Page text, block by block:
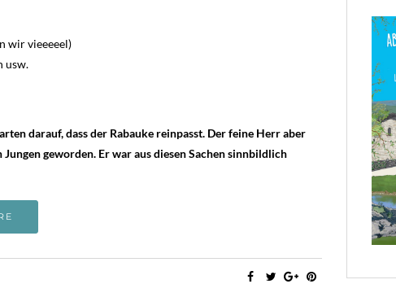
wir vieeeeel)
usw.
darauf, dass der Rabauke reinpasst. Der feine Herr aber
geworden. Er war aus diesen Sachen sinnbildlich